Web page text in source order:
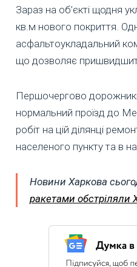
Зараз на об’єкті щодня
кв.м нового покриття.
асфальтоукладальний
що дозволяє
Першочергово
нормальний проїзд до
робіт на цій ділянці
населеного пункту та в
Новини Харкова
ракетами обстріляли